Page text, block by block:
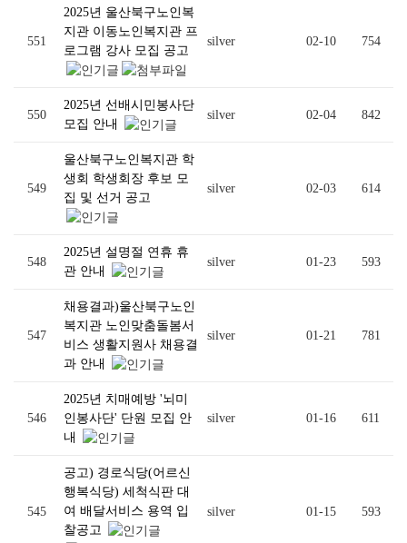
551
2025년 울산북구노인복
지관 이동노인복지관 프
로그램 강사 모집 공고
silver 02-10 754
550
2025년 선배시민봉사단
모집 안내
silver 02-04 842
549
울산북구노인복지관 학
생회 학생회장 후보 모
집 및 선거 공고
silver 02-03 614
548
2025년 설명절 연휴 휴
관 안내
silver 01-23 593
547
채용결과)울산북구노인
복지관 노인맞춤돌봄서
비스 생활지원사 채용결
과 안내
silver 01-21 781
546
2025년 치매예방 '뇌미
인봉사단' 단원 모집 안
내
silver 01-16 611
545
공고) 경로식당(어르신
행복식당) 세척식판 대
여 배달서비스 용역 입
찰공고
silver 01-15 593